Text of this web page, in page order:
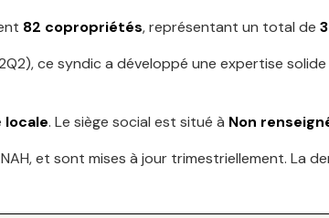
82 copropriétés, représentant un total de
), ce syndic a développé une expertise
locale. Le siège social est situé à Non
et sont mises à jour trimestriellement. La